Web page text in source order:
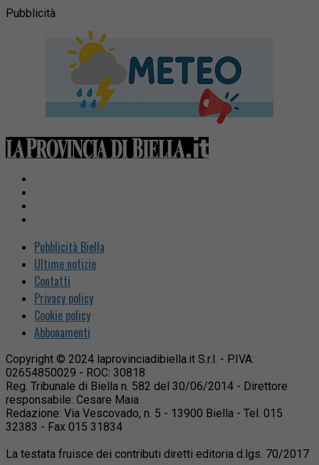
Pubblicità
Pubblicità Biella
Ultime notizie
Contatti
Privacy policy
Cookie policy
Abbonamenti
Copyright © 2024 laprovinciadibiella.it S.r.l. - P.IVA:
02654850029 - ROC: 30818
Reg. Tribunale di Biella n. 582 del 30/06/2014 - Direttore
responsabile: Cesare Maia
Redazione: Via Vescovado, n. 5 - 13900 Biella - Tel. 015
32383 - Fax 015 31834
La testata fruisce dei contributi diretti editoria d.lgs. 70/2017